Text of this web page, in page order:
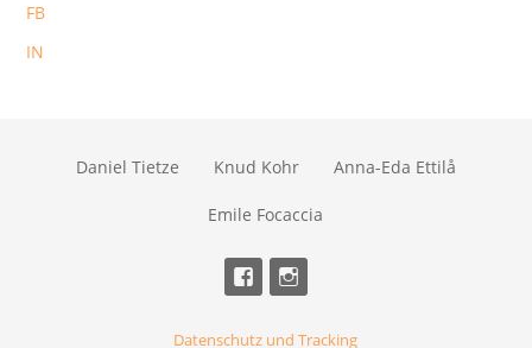
FB
IN
Daniel Tietze Knud Kohr Anna-Eda Ettilå
Emile Focaccia
Datenschutz und Tracking